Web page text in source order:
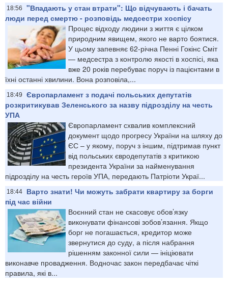
18:56
"Впадають у стан втрати": Що відчувають і бачать
люди перед смертю - розповідь медсестри хоспісу
Процес відходу людини з життя є цілком
природним явищем, якого не варто боятися.
У цьому запевняє 62-річна Пенні Гокінс Сміт
— медсестра з контролю якості в хоспісі, яка
вже 20 років перебуває поруч із пацієнтами в
їхні останні хвилини. Вона розповіла,...
18:49
Європарламент з подачі польських депутатів
розкритикував Зеленського за назву підрозділу на честь
УПА
Європарламент схвалив комплексний
документ щодо прогресу України на шляху до
ЄС – у якому, поруч з іншим, підтримав пункт
від польських євродепутатів з критикою
президента України за найменування
підрозділу на честь героїв УПА, передають Патріоти Украї...
18:44
Варто знати! Чи можуть забрати квартиру за борги
під час війни
Воєнний стан не скасовує обов’язку
виконувати фінансові зобов’язання. Якщо
борг не погашається, кредитор може
звернутися до суду, а після набрання
рішенням законної сили — ініціювати
виконавче провадження. Водночас закон передбачає чіткі
правила, які в...